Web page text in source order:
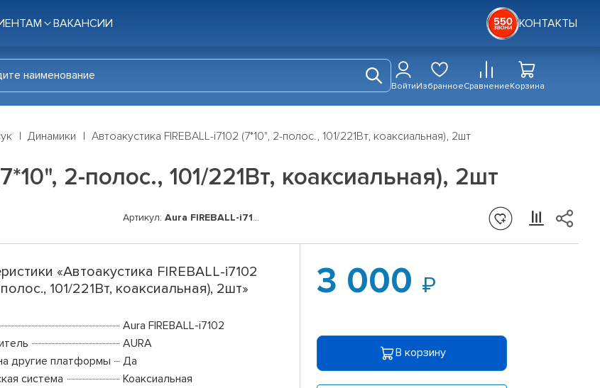
ВАКАНСИИ КОНТАКТЫ
ВойтиИзбранноеСравнениеКорзина
Динамики Автоакустика FIREBALL-i7102 (7*10", 2-полос., 101/221Вт, коаксиальная), 2шт
2-полос., 101/221Вт, коаксиальная), 2шт
Артикул: Aura FIREBALL-i7102
«Автоакустика FIREBALL-i7102
101/221Вт, коаксиальная), 2шт»
Aura FIREBALL-i7102
AURA
другие платформы
Да
система
Коаксиальная
3 000
В корзину